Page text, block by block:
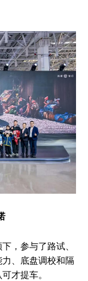
，参与了路试、
、底盘调校和隔
才提车。